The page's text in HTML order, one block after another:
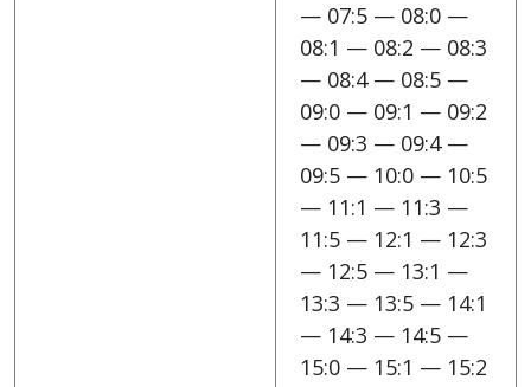
— 07:5 — 08:0 —
08:1 — 08:2 — 08:3
— 08:4 — 08:5 —
09:0 — 09:1 — 09:2
— 09:3 — 09:4 —
09:5 — 10:0 — 10:5
— 11:1 — 11:3 —
11:5 — 12:1 — 12:3
— 12:5 — 13:1 —
13:3 — 13:5 — 14:1
— 14:3 — 14:5 —
15:0 — 15:1 — 15:2